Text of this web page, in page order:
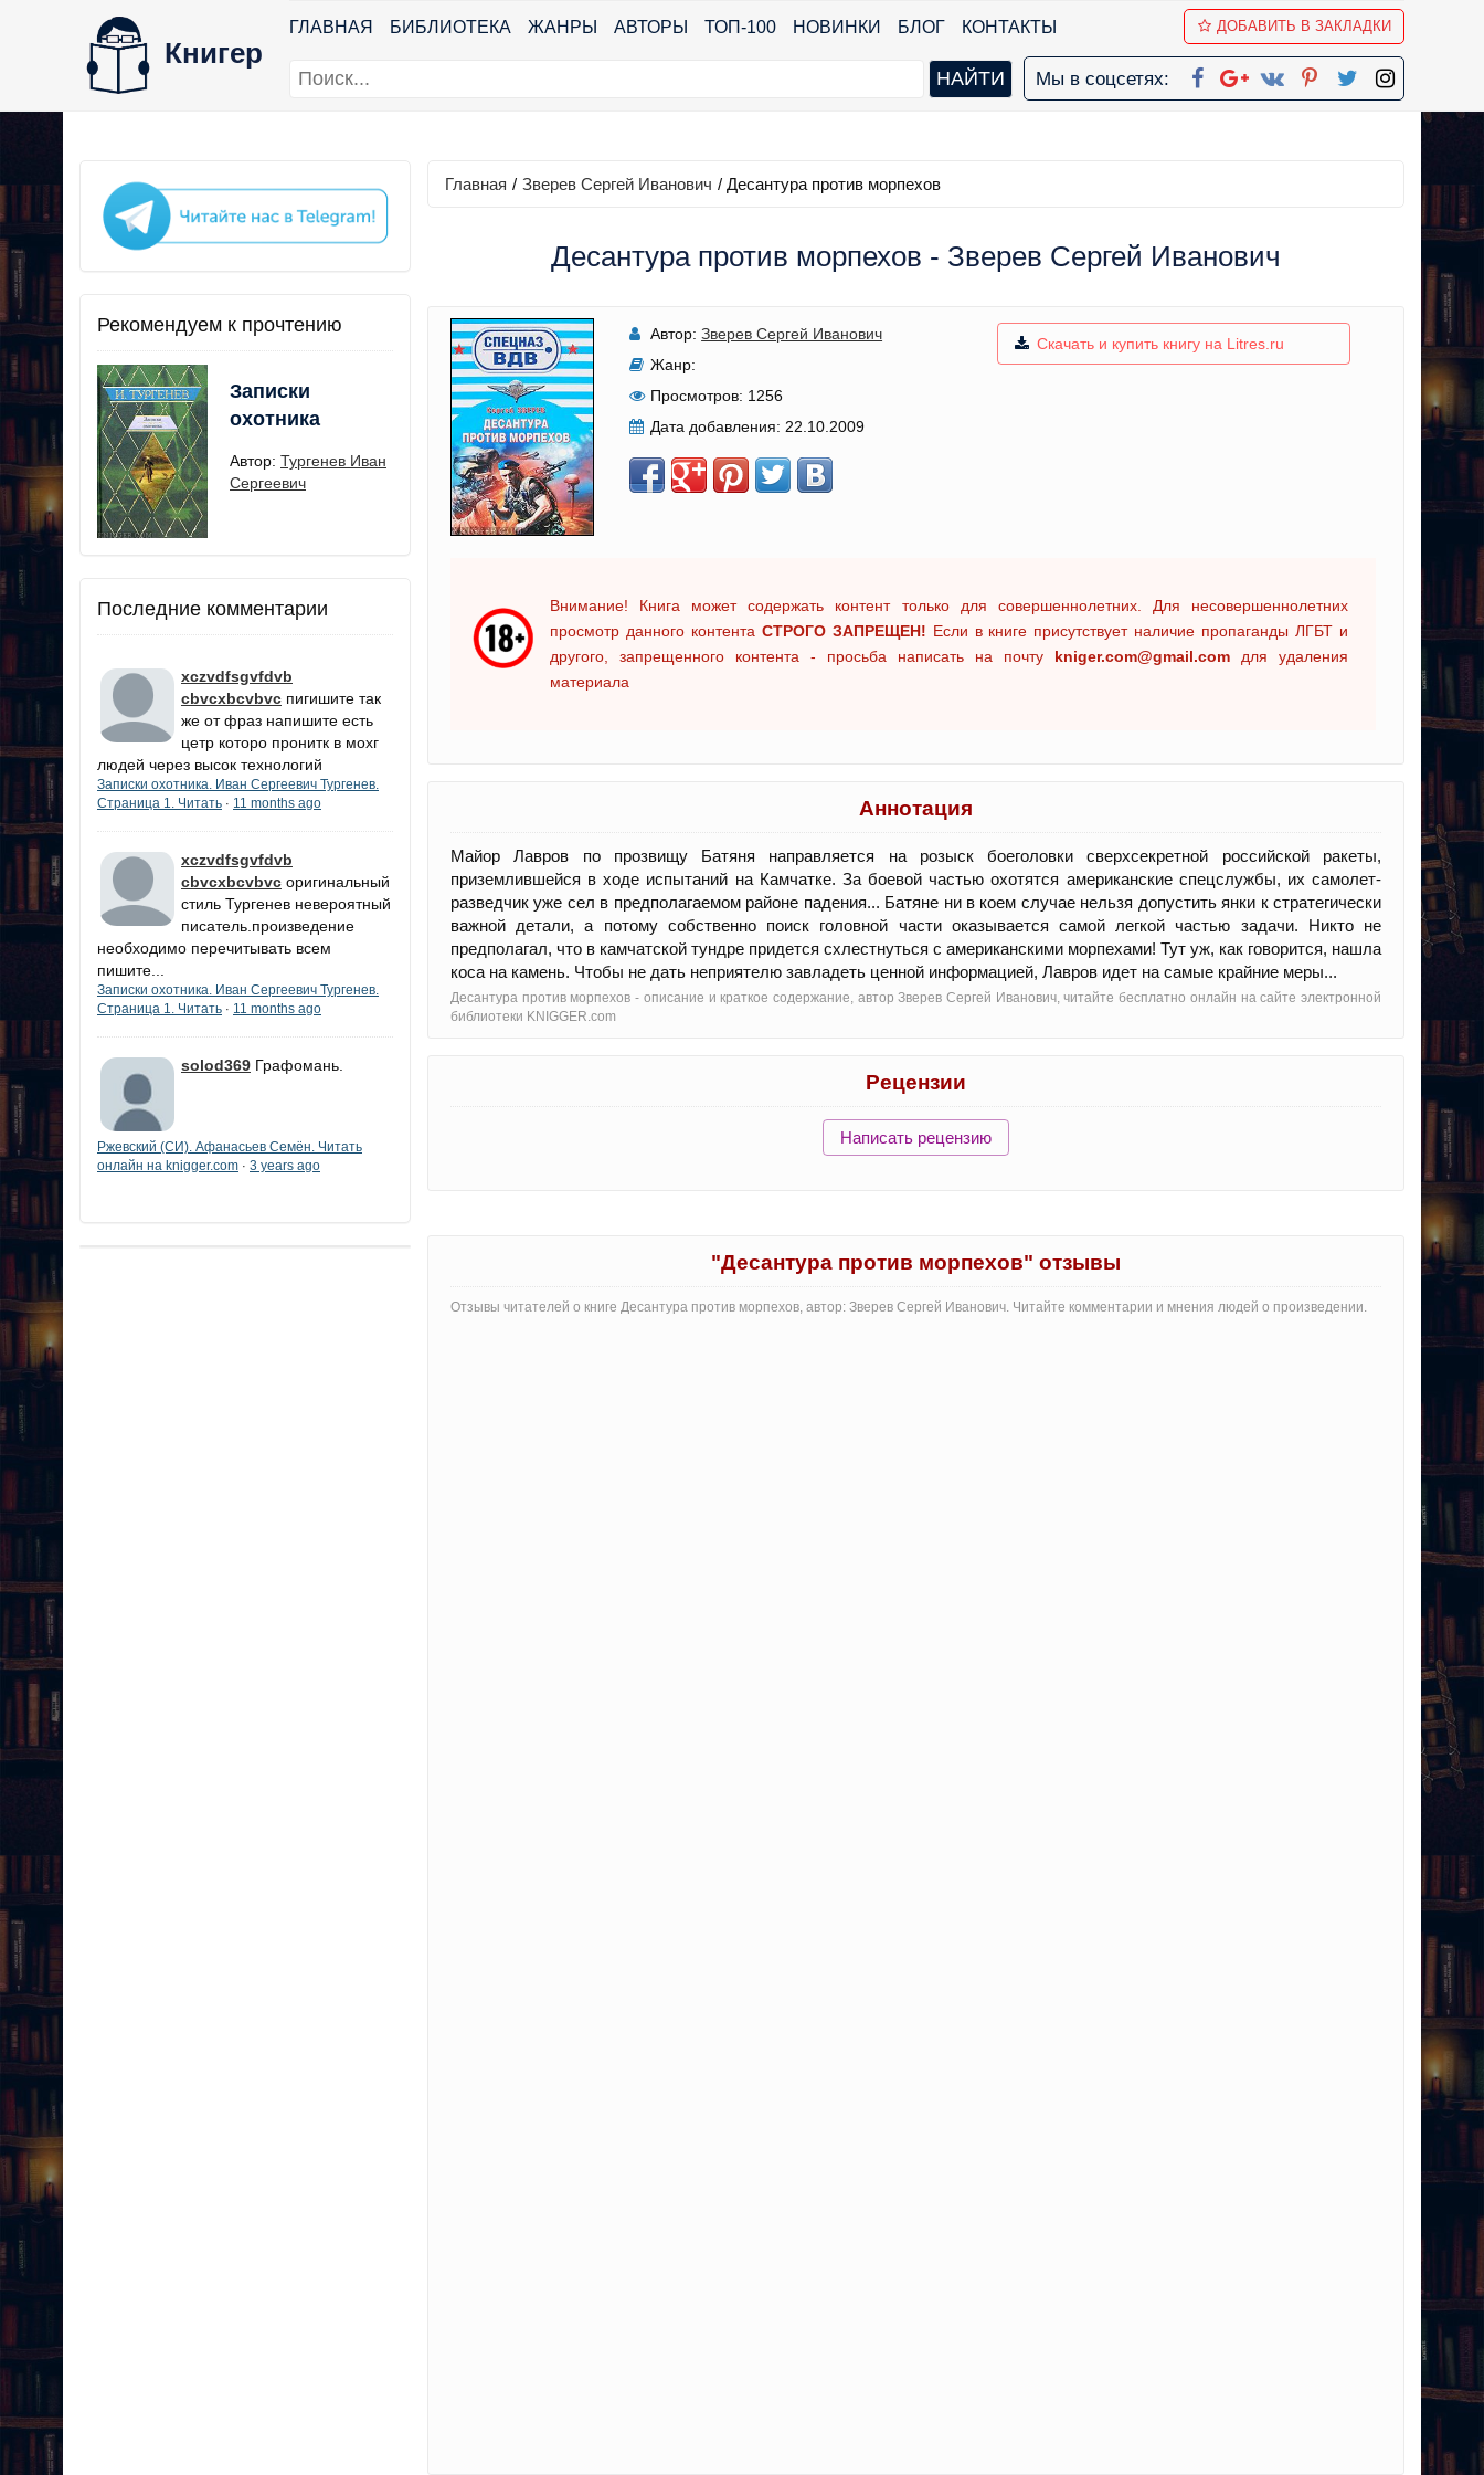
Книгер
ГЛАВНАЯ БИБЛИОТЕКА ЖАНРЫ АВТОРЫ ТОП-100 НОВИНКИ БЛОГ КОНТАКТЫ ДОБАВИТЬ В ЗАКЛАДКИ
Мы в соцсетях:
Рекомендуем к прочтению
Записки
охотника
Автор: Тургенев Иван
Сергеевич
Последние комментарии
xczvdfsgvfdvb
cbvcxbcvbvc пигишите так
же от фраз напишите есть
цетр которо пронитк в мохг
людей через высок технологий
Записки охотника. Иван Сергеевич Тургенев.
Страница 1. Читать · 11 months ago
xczvdfsgvfdvb
cbvcxbcvbvc оригинальный
стиль Тургенев невероятный
писатель.произведение
необходимо перечитывать всем
пишите...
Записки охотника. Иван Сергеевич Тургенев.
Страница 1. Читать · 11 months ago
solod369 Графомань.
Ржевский (СИ). Афанасьев Семён. Читать
онлайн на knigger.com · 3 years ago
Главная / Зверев Сергей Иванович / Десантура против морпехов
Десантура против морпехов - Зверев Сергей Иванович
Автор: Зверев Сергей Иванович
Жанр:
Просмотров: 1256
Дата добавления: 22.10.2009
Скачать и купить книгу на Litres.ru
Внимание! Книга может содержать контент только для совершеннолетних. Для несовершеннолетних
просмотр данного контента СТРОГО ЗАПРЕЩЕН! Если в книге присутствует наличие пропаганды ЛГБТ и
другого, запрещенного контента - просьба написать на почту kniger.com@gmail.com для удаления
материала
Аннотация
Майор Лавров по прозвищу Батяня направляется на розыск боеголовки сверхсекретной российской ракеты,
приземлившейся в ходе испытаний на Камчатке. За боевой частью охотятся американские спецслужбы, их самолет-
разведчик уже сел в предполагаемом районе падения... Батяне ни в коем случае нельзя допустить янки к стратегически
важной детали, а потому собственно поиск головной части оказывается самой легкой частью задачи. Никто не
предполагал, что в камчатской тундре придется схлестнуться с американскими морпехами! Тут уж, как говорится, нашла
коса на камень. Чтобы не дать неприятелю завладеть ценной информацией, Лавров идет на самые крайние меры...
Десантура против морпехов - oписание и краткое содержание, автор Зверев Сергей Иванович, читайте бесплатно онлайн на сайте электронной
библиотеки KNIGGER.com
Рецензии
Написать рецензию
"Десантура против морпехов" отзывы
Отзывы читателей о книге Десантура против морпехов, автор: Зверев Сергей Иванович. Читайте комментарии и мнения людей о произведении.